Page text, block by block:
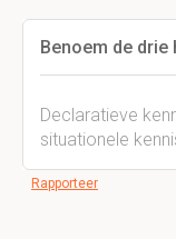
Benoem de
Declaratieve
situationele
Rapporteer